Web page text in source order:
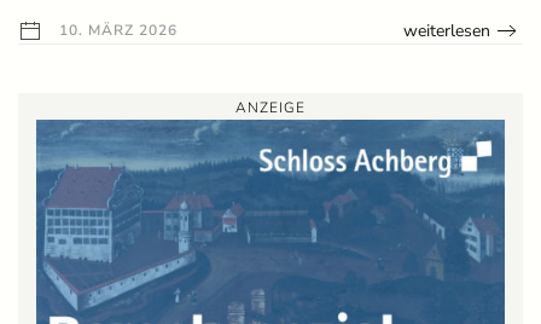
10. MÄRZ 2026 weiterlesen
ANZEIGE